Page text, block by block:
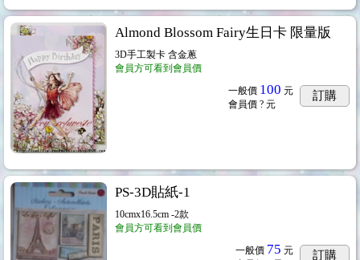
Almond Blossom Fairy生日卡 限量版
3D手工製卡 含金蔥
會員方可看到會員價
一般價 100 元
會員價 ? 元
訂購
PS-3D貼紙-1
10cmx16.5cm -2款
會員方可看到會員價
一般價 75 元
訂購